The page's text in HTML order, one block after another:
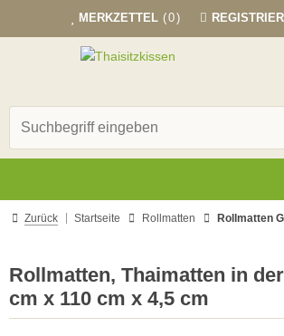
MERKZETTEL (0)
Zurück Startseite Rollmatten Rollmatten
Rollmatten, Thaimatten in
cm x 110 cm x 4,5 cm